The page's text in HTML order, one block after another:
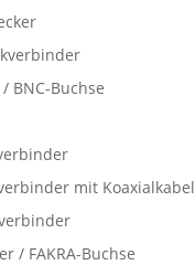
BNC-Buchse
mit Koaxialkabel
/ FAKRA-Buchse